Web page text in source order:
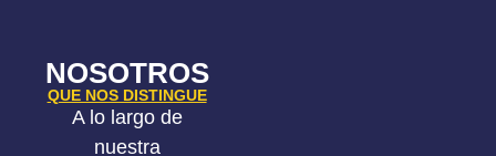
NOSOTROS
QUE NOS DISTINGUE
A lo largo de
nuestra